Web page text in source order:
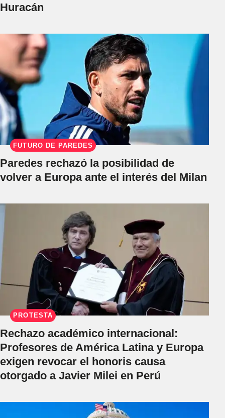
Huracán
FUTURO DE PAREDES
Paredes rechazó la posibilidad de
volver a Europa ante el interés del Milan
PROTESTA
Rechazo académico internacional:
Profesores de América Latina y Europa
exigen revocar el honoris causa
otorgado a Javier Milei en Perú